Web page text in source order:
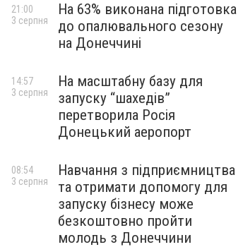
На 63% виконана підготовка
до опалювального сезону
на Донеччині
21:00
3 серпня
На масштабну базу для
запуску “шахедів”
перетворила Росія
Донецький аеропорт
14:57
3 серпня
Навчання з підприємництва
та отримати допомогу для
запуску бізнесу може
безкоштовно пройти
молодь з Донеччини
08:54
3 серпня